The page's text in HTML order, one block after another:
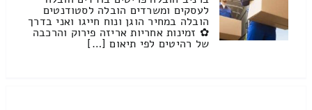
לעסקים ומשרדים הובלה לסטודנטים
הובלה במחיר הוגן ונוח חייגו ואני בדרך
✿ זמינות אחריות אריזה פירוק והרכבה
של רהיטים לפי תיאום […]